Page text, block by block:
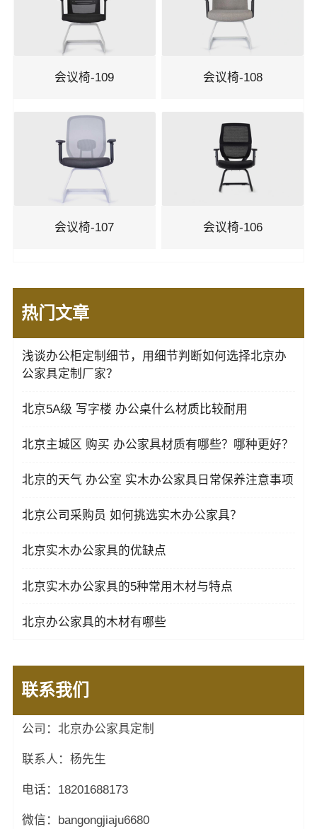
机场椅
剧院椅
会议椅-109 会议椅-108
会议椅-107 会议椅-106
热门文章
浅谈办公柜定制细节，用细节判断如何选择北京办
公家具定制厂家？
北京5A级 写字楼 办公桌什么材质比较耐用
北京主城区 购买 办公家具材质有哪些？哪种更好？
北京的天气 办公室 实木办公家具日常保养注意事项
北京公司采购员 如何挑选实木办公家具？
北京实木办公家具的优缺点
北京实木办公家具的5种常用木材与特点
北京办公家具的木材有哪些
联系我们
公司：北京办公家具定制
联系人：杨先生
电话：18201688173
微信：bangongjiaju6680